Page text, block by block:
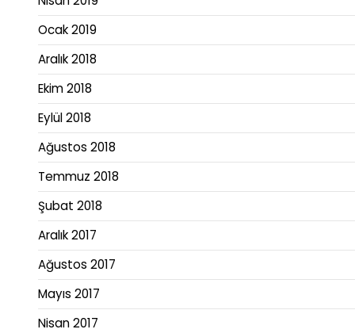
Ocak 2019
Aralık 2018
Ekim 2018
Eylül 2018
Ağustos 2018
Temmuz 2018
Şubat 2018
Aralık 2017
Ağustos 2017
Mayıs 2017
Nisan 2017